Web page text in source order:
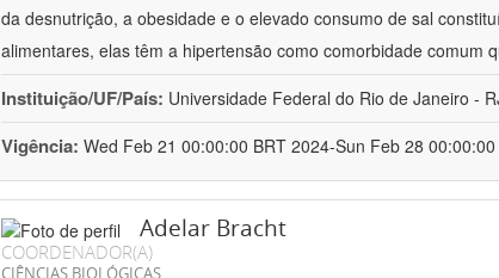
da desnutrição, a obesidade e o elevado consumo de sal
alimentares, elas têm a hipertensão como comorbidade comum
Instituição/UF/País: Universidade Federal do Rio de Janeiro -
Vigência: Wed Feb 21 00:00:00 BRT 2024-Sun Feb 28
Adelar Bracht
COORDENADOR(A)
CIÊNCIAS BIOLÓGICAS